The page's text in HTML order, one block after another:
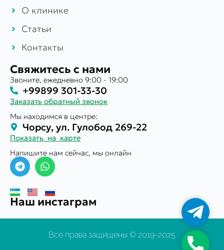
О клинике
Статьи
Контакты
Свяжитесь с нами
Звоните, ежедневно 9:00 - 19:00
+99899 301-33-30
Заказать обратный звонок
Мы находимся в центре:
Чорсу, ул. Гулобод 269-22
Показать на карте
Напишите нам сейчас, мы онлайн
Наш инстаграм
Все права защищены © 2019-2025